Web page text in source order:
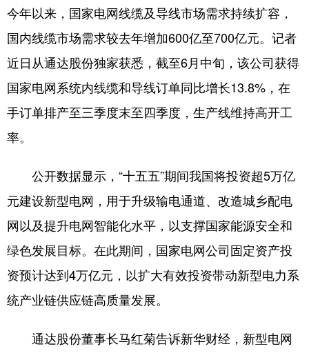
专题 网群推广 地方动态
民生社会 医疗健康
文旅新探 豫股百家
北京 天津 河北
山西 辽宁 吉林
上海 江苏 浙江
安徽 福建 江西
山东 河南
湖南 广东 广西
今年以来，国家电网线缆及导线市场需求持续扩容，
国内线缆市场需求较去年增加600亿至700亿元。记者
近日从通达股份独家获悉，截至6月中旬，该公司获得
国家电网系统内线缆和导线订单同比增长13.8%，在
手订单排产至三季度末至四季度，生产线维持高开工
率。
公开数据显示，“十五五”期间我国将投资超5万亿
元建设新型电网‌，用于升级输电通道、改造城乡配电
网以及提升电网智能化水平，以支撑国家能源安全和
绿色发展目标。在此期间，国家电网公司固定资产投
资预计达到4万亿元，以扩大有效投资带动新型电力系
统产业链供应链高质量发展。
通达股份董事长马红菊告诉新华财经，新型电网